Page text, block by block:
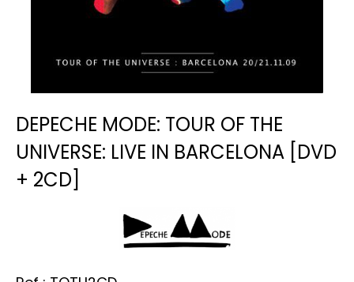
DEPECHE MODE: TOUR OF THE
UNIVERSE: LIVE IN BARCELONA [DVD
+ 2CD]